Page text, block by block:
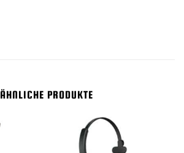
ÄHNLICHE PRODUKTE